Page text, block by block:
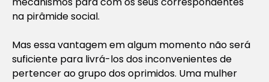
na pirâmide social.
Mas essa vantagem em algum momento não será
suficiente para livrá-los dos inconvenientes de
pertencer ao grupo dos oprimidos. Uma mulher